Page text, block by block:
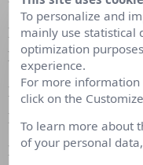
Bernard Tapieveut
Matin.
L’Express:
par Express Roularta.
Les Inrocks :
To personalize and
mainly use statistical
optimization
experience.
For more
click on the
To learn more about
of your personal